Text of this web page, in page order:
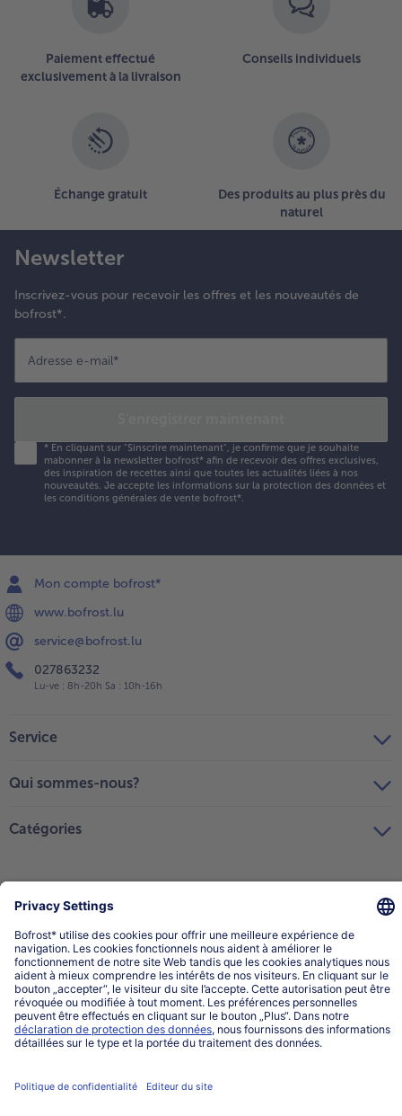
Paiement effectué
exclusivement à la livraison
Conseils individuels
Échange gratuit
Des produits au plus près du
naturel
Newsletter
Inscrivez-vous pour recevoir les offres et les nouveautés de
bofrost*.
Adresse e-mail*
* En cliquant sur "Sinscrire maintenant", je confirme que je souhaite
mabonner à la newsletter bofrost* afin de recevoir des offres exclusives,
des inspiration de recettes ainsi que toutes les actualités liées à nos
nouveautés. Je accepte les informations sur la protection des données et
les conditions générales de vente bofrost*.
Mon compte bofrost*
www.bofrost.lu
service@bofrost.lu
027863232
Lu-ve : 8h-20h Sa : 10h-16h
Service
Qui sommes-nous?
Catégories